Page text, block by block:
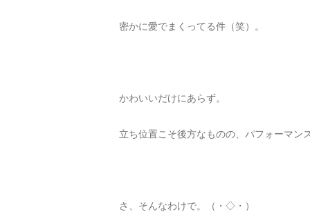
密かに愛でまくってる件（笑）。
かわいいだけにあらず。
立ち位置こそ後方なものの、パフォーマン
さ、そんなわけで。（・◇・）